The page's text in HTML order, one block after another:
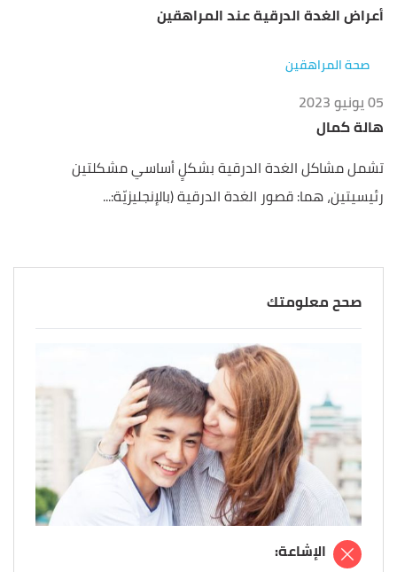
أعراض الغدة الدرقية عند المراهقين
صحة المراهقين
05 يونيو 2023
هالة كمال
تشمل مشاكل الغدة الدرقية بشكلٍ أساسي مشكلتين
رئيسيتين، هما: قصور الغدة الدرقية (بالإنجليزيّة:...
صحح معلومتك
الإشاعة: